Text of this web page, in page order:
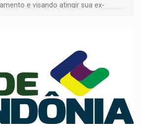
e visando atingir sua ex-